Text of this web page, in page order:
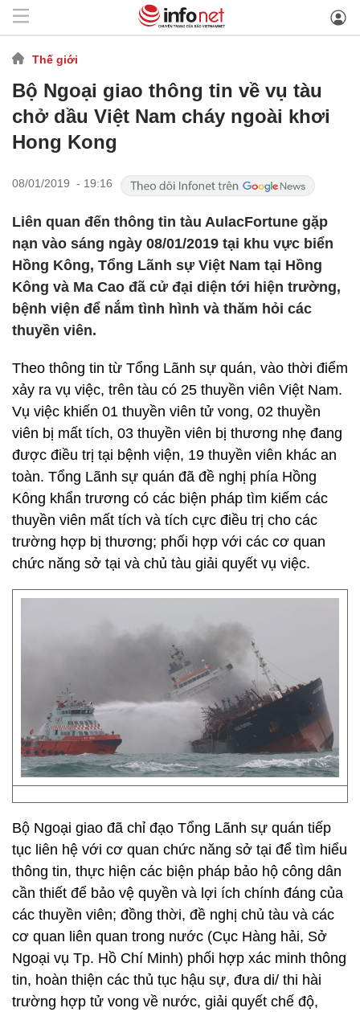
Thế giới
Bộ Ngoại giao thông tin về vụ tàu
chở dầu Việt Nam cháy ngoài khơi
Hong Kong
08/01/2019 - 19:16
Liên quan đến thông tin tàu AulacFortune gặp
nạn vào sáng ngày 08/01/2019 tại khu vực biển
Hồng Kông, Tổng Lãnh sự Việt Nam tại Hồng
Kông và Ma Cao đã cử đại diện tới hiện trường,
bệnh viện để nắm tình hình và thăm hỏi các
thuyền viên.
Theo thông tin từ Tổng Lãnh sự quán, vào thời điểm
xảy ra vụ việc, trên tàu có 25 thuyền viên Việt Nam.
Vụ việc khiến 01 thuyền viên tử vong, 02 thuyền
viên bị mất tích, 03 thuyền viên bị thương nhẹ đang
được điều trị tại bệnh viện, 19 thuyền viên khác an
toàn. Tổng Lãnh sự quán đã đề nghị phía Hồng
Kông khẩn trương có các biện pháp tìm kiếm các
thuyền viên mất tích và tích cực điều trị cho các
trường hợp bị thương; phối hợp với các cơ quan
chức năng sở tại và chủ tàu giải quyết vụ việc.
Bộ Ngoại giao đã chỉ đạo Tổng Lãnh sự quán tiếp
tục liên hệ với cơ quan chức năng sở tại để tìm hiểu
thông tin, thực hiện các biện pháp bảo hộ công dân
cần thiết để bảo vệ quyền và lợi ích chính đáng của
các thuyền viên; đồng thời, đề nghị chủ tàu và các
cơ quan liên quan trong nước (Cục Hàng hải, Sở
Ngoại vụ Tp. Hồ Chí Minh) phối hợp xác minh thông
tin, hoàn thiện các thủ tục hậu sự, đưa di/ thi hài
trường hợp tử vong về nước, giải quyết chế độ,